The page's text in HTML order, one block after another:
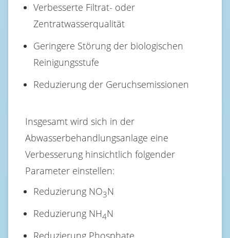
Verbesserte Filtrat- oder
Zentratwasserqualität
Geringere Störung der biologischen
Reinigungsstufe
Reduzierung der Geruchsemissionen
Insgesamt wird sich in der
Abwasserbehandlungsanlage eine
Verbesserung hinsichtlich folgender
Parameter einstellen:
Reduzierung NO3N
Reduzierung NH4N